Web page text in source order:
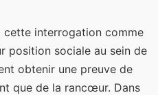
cette interrogation comme
position sociale au sein de
obtenir une preuve de
que de la rancœur. Dans